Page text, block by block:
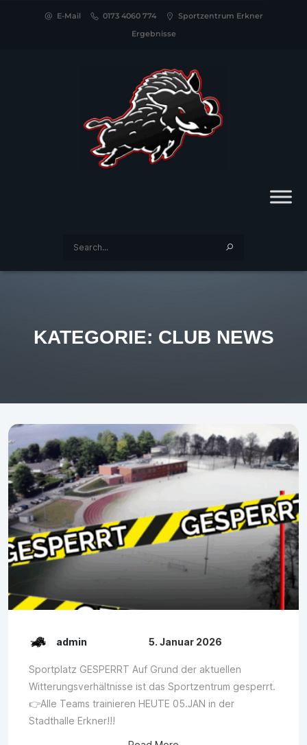
E-Mail 0173 4060 774
Sportzentrum Erkner
Ergebnisse
KATEGORIE: CLUB NEWS
admin 5. Januar 2026
Sportplatz GESPERRT Auf Grund der aktuellen
Witterungsverhältnisse ist das Sportzentrum gesperrt.
👉Alle Teams trainieren HEUTE 05.JAN in der
Stadthalle Erkner!!!